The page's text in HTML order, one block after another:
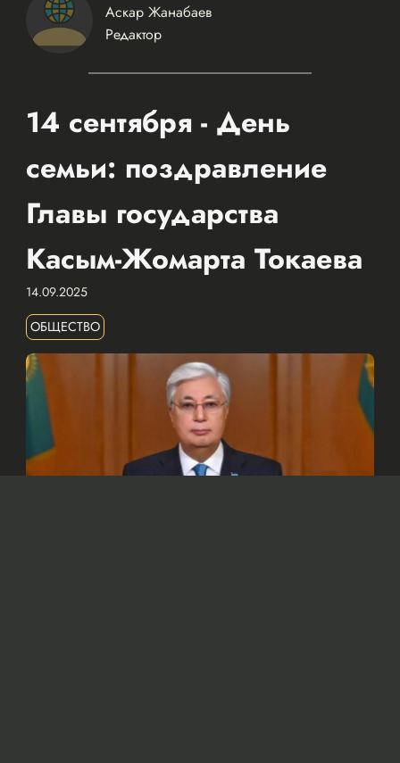
Аскар Жанабаев
Редактор
14 сентября - День
семьи: поздравление
Главы государства
Касым-Жомарта Токаева
14.09.2025
ОБЩЕСТВО